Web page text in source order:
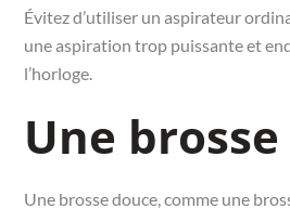
Évitez d’utiliser un aspirateur
une aspiration trop puissante et
l’horloge.
Une
Une brosse douce, comme une